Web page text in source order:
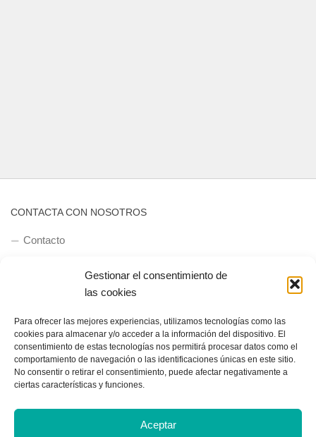
Gestionar el consentimiento de
las cookies
Para ofrecer las mejores experiencias, utilizamos tecnologías como las
cookies para almacenar y/o acceder a la información del dispositivo. El
consentimiento de estas tecnologías nos permitirá procesar datos como el
comportamiento de navegación o las identificaciones únicas en este sitio.
No consentir o retirar el consentimiento, puede afectar negativamente a
ciertas características y funciones.
Aceptar
CONTACTA CON NOSOTROS
Contacto
QUIENES SOMOS
Quienes somos
POLÍTICA DE PRIVACIDAD